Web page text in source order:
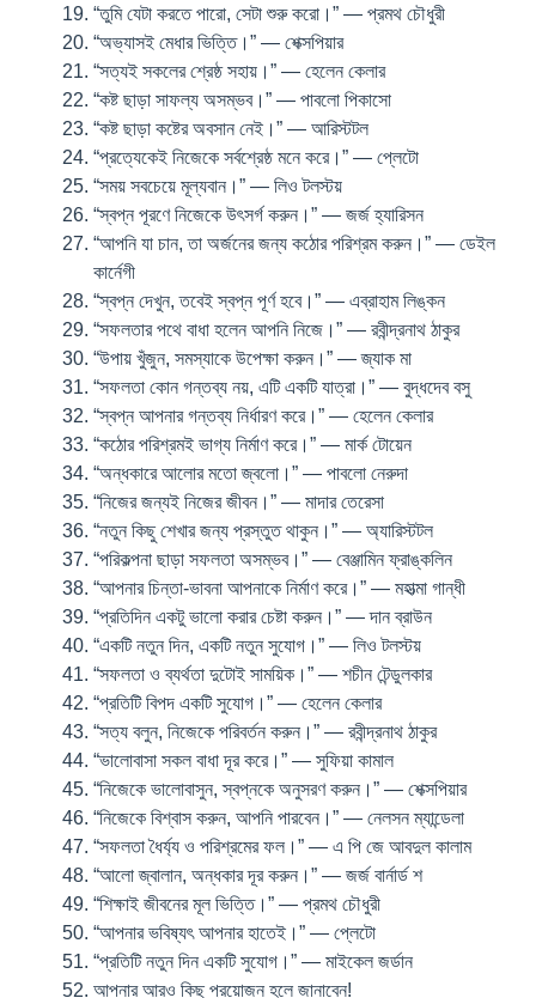
“তুমি যেটা করতে পারো, সেটা শুরু করো।” — প্রমথ চৌধুরী
“অভ্যাসই মেধার ভিত্তি।” — শেক্সপিয়ার
“সত্যই সকলের শ্রেষ্ঠ সহায়।” — হেলেন কেলার
“কষ্ট ছাড়া সাফল্য অসম্ভব।” — পাবলো পিকাসো
“কষ্ট ছাড়া কষ্টের অবসান নেই।” — আরিস্টটল
“প্রত্যেকেই নিজেকে সর্বশ্রেষ্ঠ মনে করে।” — প্লেটো
“সময় সবচেয়ে মূল্যবান।” — লিও টলস্টয়
“স্বপ্ন পূরণে নিজেকে উৎসর্গ করুন।” — জর্জ হ্যারিসন
“আপনি যা চান, তা অর্জনের জন্য কঠোর পরিশ্রম করুন।” — ডেইল
কার্নেগী
“স্বপ্ন দেখুন, তবেই স্বপ্ন পূর্ণ হবে।” — এব্রাহাম লিঙ্কন
“সফলতার পথে বাধা হলেন আপনি নিজে।” — রবীন্দ্রনাথ ঠাকুর
“উপায় খুঁজুন, সমস্যাকে উপেক্ষা করুন।” — জ্যাক মা
“সফলতা কোন গন্তব্য নয়, এটি একটি যাত্রা।” — বুদ্ধদেব বসু
“স্বপ্ন আপনার গন্তব্য নির্ধারণ করে।” — হেলেন কেলার
“কঠোর পরিশ্রমই ভাগ্য নির্মাণ করে।” — মার্ক টোয়েন
“অন্ধকারে আলোর মতো জ্বলো।” — পাবলো নেরুদা
“নিজের জন্যই নিজের জীবন।” — মাদার তেরেসা
“নতুন কিছু শেখার জন্য প্রস্তুত থাকুন।” — অ্যারিস্টটল
“পরিকল্পনা ছাড়া সফলতা অসম্ভব।” — বেঞ্জামিন ফ্রাঙ্কলিন
“আপনার চিন্তা-ভাবনা আপনাকে নির্মাণ করে।” — মহাত্মা গান্ধী
“প্রতিদিন একটু ভালো করার চেষ্টা করুন।” — দান ব্রাউন
“একটি নতুন দিন, একটি নতুন সুযোগ।” — লিও টলস্টয়
“সফলতা ও ব্যর্থতা দুটোই সাময়িক।” — শচীন টেন্ডুলকার
“প্রতিটি বিপদ একটি সুযোগ।” — হেলেন কেলার
“সত্য বলুন, নিজেকে পরিবর্তন করুন।” — রবীন্দ্রনাথ ঠাকুর
“ভালোবাসা সকল বাধা দূর করে।” — সুফিয়া কামাল
“নিজেকে ভালোবাসুন, স্বপ্নকে অনুসরণ করুন।” — শেক্সপিয়ার
“নিজেকে বিশ্বাস করুন, আপনি পারবেন।” — নেলসন ম্যান্ডেলা
“সফলতা ধৈর্য্য ও পরিশ্রমের ফল।” — এ পি জে আবদুল কালাম
“আলো জ্বালান, অন্ধকার দূর করুন।” — জর্জ বার্নার্ড শ
“শিক্ষাই জীবনের মূল ভিত্তি।” — প্রমথ চৌধুরী
“আপনার ভবিষ্যৎ আপনার হাতেই।” — প্লেটো
“প্রতিটি নতুন দিন একটি সুযোগ।” — মাইকেল জর্ডান
আপনার আরও কিছু প্রয়োজন হলে জানাবেন!